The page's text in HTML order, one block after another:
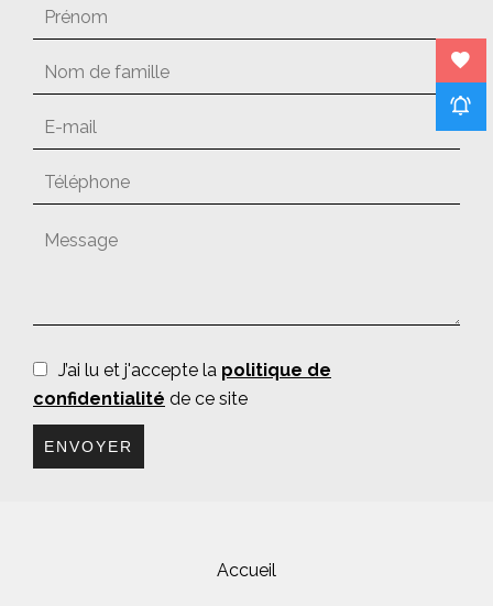
J’ai lu et j'accepte la politique de
confidentialité de ce site
ENVOYER
Accueil